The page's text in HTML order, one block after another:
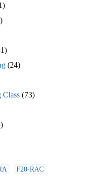
(24)
(73)
F20-RAC